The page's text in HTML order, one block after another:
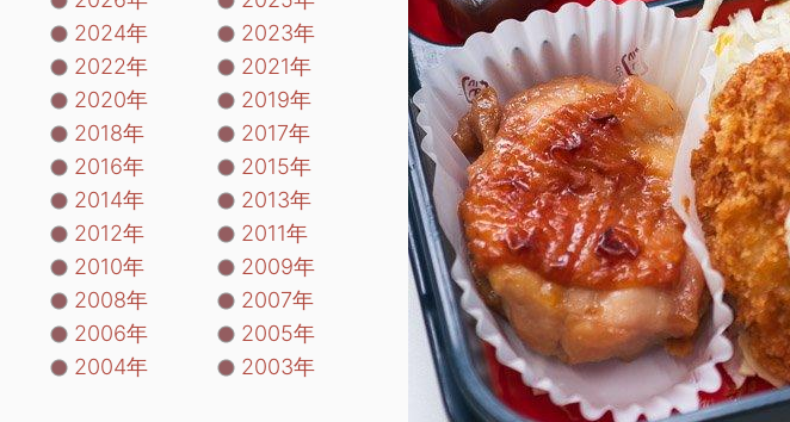
2024年
2023年
2022年
2021年
2020年
2019年
2018年
2017年
2016年
2015年
2014年
2013年
2012年
2011年
2010年
2009年
2008年
2007年
2006年
2005年
2004年
2003年